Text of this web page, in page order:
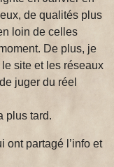
de qualités plus
loin de celles
De plus, je
site et les réseaux
juger du réel
plus tard.
ont partagé l’info et